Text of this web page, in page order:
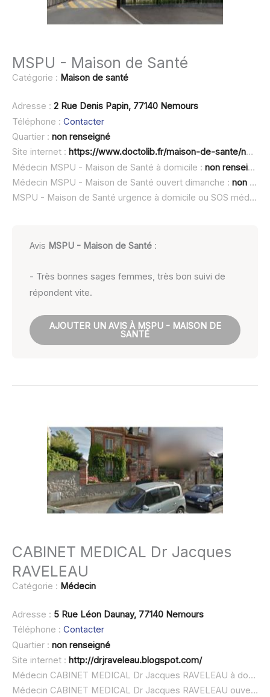
MSPU - Maison de Santé
Catégorie : Maison de santé
Adresse : 2 Rue Denis Papin, 77140 Nemours
Téléphone : Contacter
Quartier : non renseigné
Site internet : https://www.doctolib.fr/maison-de-sante/nemours/maison-de-sante-de-nemours
Médecin MSPU - Maison de Santé à domicile : non renseigné
Médecin MSPU - Maison de Santé ouvert dimanche : non renseigné
MSPU - Maison de Santé urgence à domicile ou SOS médecin :
Avis MSPU - Maison de Santé :
- Très bonnes sages femmes, très bon suivi de
répondent vite.
AJOUTER UN AVIS À MSPU - MAISON DE
SANTÉ
CABINET MEDICAL Dr Jacques
RAVELEAU
Catégorie : Médecin
Adresse : 5 Rue Léon Daunay, 77140 Nemours
Téléphone : Contacter
Quartier : non renseigné
Site internet : http://drjraveleau.blogspot.com/
Médecin CABINET MEDICAL Dr Jacques RAVELEAU à domicile :
Médecin CABINET MEDICAL Dr Jacques RAVELEAU ouvert dimanche :